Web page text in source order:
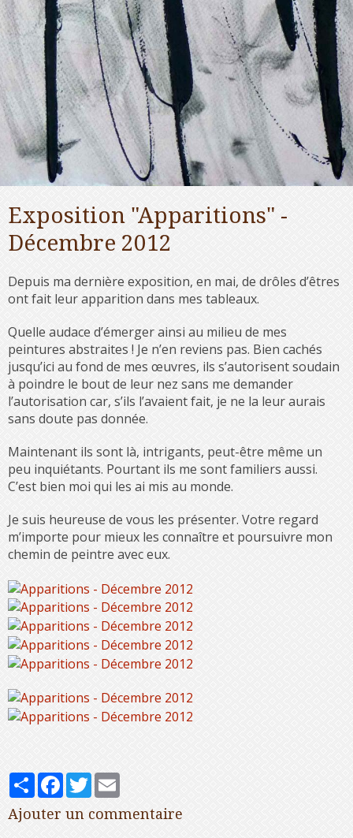
Exposition "Apparitions" -
Décembre 2012
Depuis ma dernière exposition, en mai, de drôles d’êtres
ont fait leur apparition dans mes tableaux.
Quelle audace d’émerger ainsi au milieu de mes
peintures abstraites ! Je n’en reviens pas. Bien cachés
jusqu’ici au fond de mes œuvres, ils s’autorisent soudain
à poindre le bout de leur nez sans me demander
l’autorisation car, s’ils l’avaient fait, je ne la leur aurais
sans doute pas donnée.
Maintenant ils sont là, intrigants, peut-être même un
peu inquiétants. Pourtant ils me sont familiers aussi.
C’est bien moi qui les ai mis au monde.
Je suis heureuse de vous les présenter. Votre regard
m’importe pour mieux les connaître et poursuivre mon
chemin de peintre avec eux.
PartagerFacebook
TwitterEmail
Ajouter un commentaire